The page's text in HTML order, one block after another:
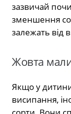
зазвичай
зменшення
залежать від
Жовта
Якщо у
висипання,